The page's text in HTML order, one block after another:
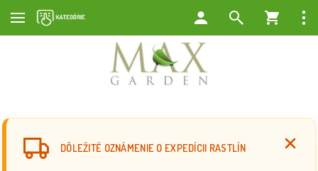
DÔLEŽITÉ OZNÁMENIE O EXPEDÍCII RASTLÍN